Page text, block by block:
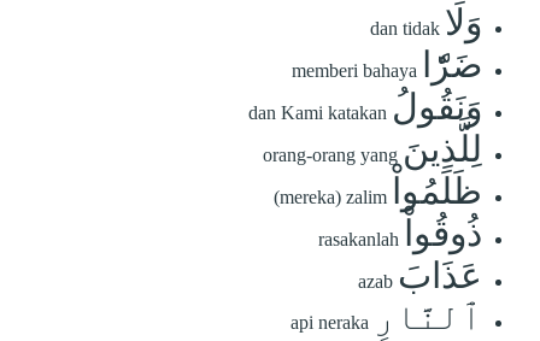
وَلَا dan tidak
ضَرّٗا memberi bahaya
وَنَقُولُ dan Kami katakan
لِلَّذِينَ orang-orang yang
ظَلَمُواْ (mereka) zalim
ذُوقُواْ rasakanlah
عَذَابَ azab
ٱلنَّارِ api neraka